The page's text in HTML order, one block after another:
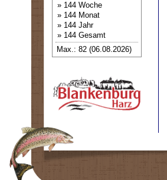
» 144 Woche
» 144 Monat
» 144 Jahr
» 144 Gesamt
Max.: 82 (06.08.2026)